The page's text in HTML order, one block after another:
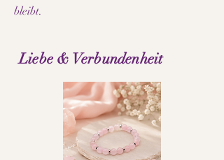
bleibt.
Liebe & Verbundenheit